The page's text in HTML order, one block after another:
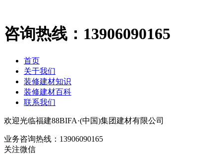
咨询热线： 13906090165
首页
关于我们
装修建材知识
装修建材百科
联系我们
欢迎光临福建88BIFA·(中国)集团建材有限公司
业务咨询热线： 13906090165
关注微信